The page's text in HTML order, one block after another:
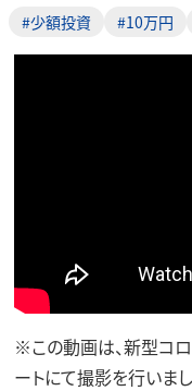
#少額投資 #10万円
※この動画は、新型コ
ートにて撮影を行いまし